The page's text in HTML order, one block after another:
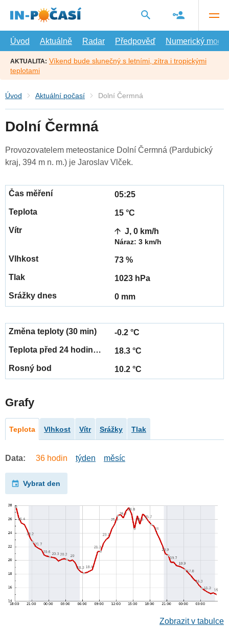
hlavní
Úvod
Aktuálně Radar Předpověď Numerický model
AKTUALITA: Víkend bude slunečný s letními, zítra i tropickými
teplotami
Úvod Aktuální počasí Dolní Čermná
Dolní Čermná
Provozovatelem meteostanice Dolní Čermná (Pardubický
kraj, 394 m n. m.) je Jaroslav Vlček.
05:25
15 °C
J, 0 km/h
Náraz: 3 km/h
73 %
1023 hPa
0 mm
-0.2 °C
18.3 °C
10.2 °C
Grafy
Teplota Vlhkost Vítr Srážky Tlak
Data: 36 hodin týden měsíc
Vybrat den
Zobrazit v tabulce